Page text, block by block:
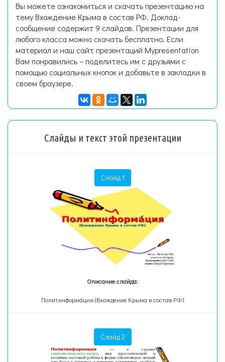
Вы можете ознакомиться и скачать презентацию на
тему Вхождение Крыма в состав РФ. Доклад-
сообщение содержит 9 слайдов. Презентации для
любого класса можно скачать бесплатно. Если
материал и наш сайт презентаций Mypresentation
Вам понравились – поделитесь им с друзьями с
помощью социальных кнопок и добавьте в закладки в
своем браузере.
Слайды и текст этой презентации
Слайд 1
Описание слайда:
Политинформа́ция (Вхождение Крыма в состав РФ)
Слайд 2